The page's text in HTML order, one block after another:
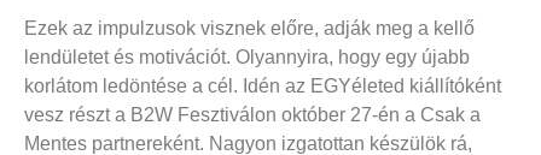
Ezek az impulzusok visznek előre, adják meg a kellő
lendületet és motivációt. Olyannyira, hogy egy újabb
korlátom ledöntése a cél. Idén az EGYéleted kiállítóként
vesz részt a B2W Fesztiválon október 27-én a Csak a
Mentes partnereként. Nagyon izgatottan készülök rá,